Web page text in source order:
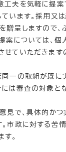
夫を気軽に提案
います。採用又
贈呈しますので、
案については、
せていただきます
一の取組が既に
には審査の対象と
見で、具体的か
市政に対する苦情
。